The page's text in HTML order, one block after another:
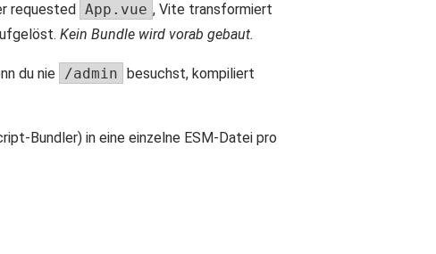
requested App.vue , Vite transformiert
Kein Bundle wird vorab gebaut.
du nie /admin besuchst, kompiliert
Bundler) in eine einzelne ESM-Datei pro